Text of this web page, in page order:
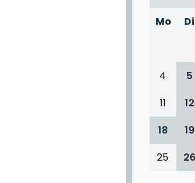
Mo Di
4
5
11
12
18
19
25
26